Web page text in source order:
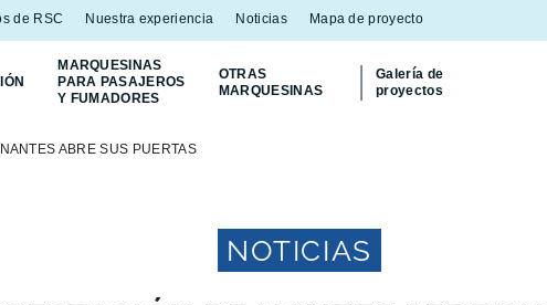
MARQUESINAS
PARA PASAJEROS
Y FUMADORES
OTRAS
MARQUESINAS
Galería de
proyectos
de RSC Nuestra experiencia Noticias Mapa de proyecto
¡Descubra
ABRE SUS PUERTAS
NOTICIAS